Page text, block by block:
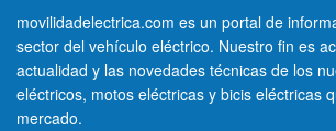
movilidadelectrica.com es un portal de
sector del vehículo eléctrico. Nuestro fin es
actualidad y las novedades técnicas de los
eléctricos, motos eléctricas y bicis eléctricas
mercado.